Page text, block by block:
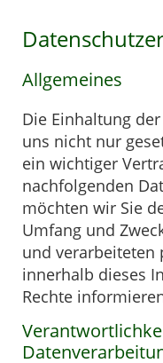
Allgemeines
Die Einhaltung
uns nicht nur
ein wichtiger
nachfolgenden
möchten wir Sie
Umfang und
und verarbeiteten
innerhalb dieses
Rechte